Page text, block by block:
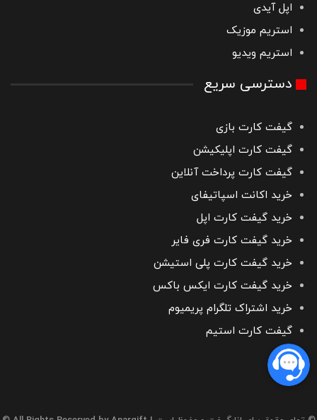
اپل آیدی
استریم موزیک
استریم ویدیو
دسترسی سریع
گیفت کارت بازی
گیفت کارت اپلیکیشن
گیفت کارت پرداخت آنلاین
خرید اکانت اسپاتیفای
خرید گیفت کارت اپل
خرید گیفت کارت فری فایر
خرید گیفت کارت پلی استیشن
خرید گیفت کارت ایکس باکس
خرید اشتراک تلگرام پریمیوم
گیفت کارت استیم